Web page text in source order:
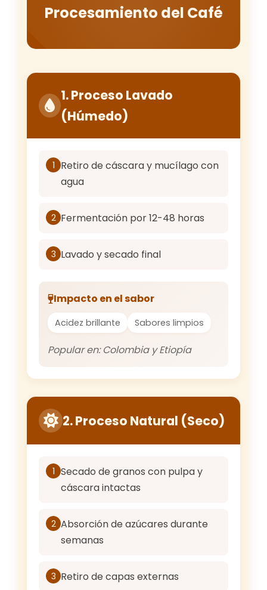
Procesamiento del Café
1. Proceso Lavado
(Húmedo)
1 Retiro de cáscara y mucílago con
agua
2 Fermentación por 12-48 horas
3 Lavado y secado final
Impacto en el sabor
Acidez brillante Sabores limpios
Popular en: Colombia y Etiopía
2. Proceso Natural (Seco)
1 Secado de granos con pulpa y
cáscara intactas
2 Absorción de azúcares durante
semanas
3 Retiro de capas externas